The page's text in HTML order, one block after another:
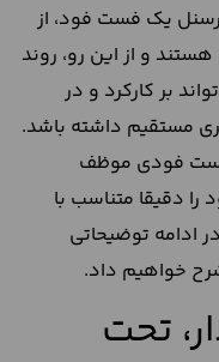
یک فست فود، از
و از این رو، روند
بر کارکرد و در
مستقیم داشته باشد.
فودی موظف
دقیقا متناسب با
ادامه توضیحاتی
خواهیم داد.
تحت